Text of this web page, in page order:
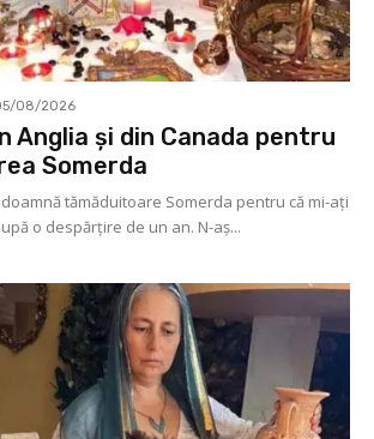
08/2026
Anglia și din Canada pentru
Somerda
tămăduitoare Somerda pentru că mi-aţi
o despărţire de un an. N-aș...